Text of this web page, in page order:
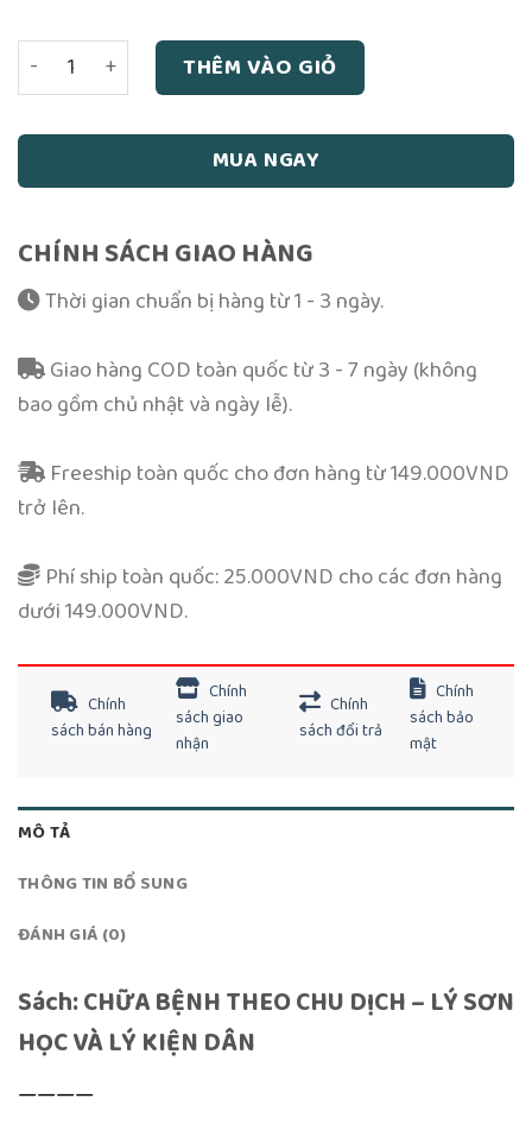
Chữa Bệnh Theo Chu Dịch - Lý Sơn Học Và Lý Kiện Dân
THÊM VÀO GIỎ
MUA NGAY
CHÍNH SÁCH GIAO HÀNG
Thời gian chuẩn bị hàng từ 1 - 3 ngày.
Giao hàng COD toàn quốc từ 3 - 7 ngày (không
bao gồm chủ nhật và ngày lễ).
Freeship toàn quốc cho đơn hàng từ 149.000VND
trở lên.
Phí ship toàn quốc: 25.000VND cho các đơn hàng
dưới 149.000VND.
Chính
sách bán hàng
Chính
sách giao
nhận
Chính
sách đổi trả
Chính
sách bảo
mật
MÔ TẢ
THÔNG TIN BỔ SUNG
ĐÁNH GIÁ (0)
Sách: CHỮA BỆNH THEO CHU DỊCH – LÝ SƠN
HỌC VÀ LÝ KIỆN DÂN
————